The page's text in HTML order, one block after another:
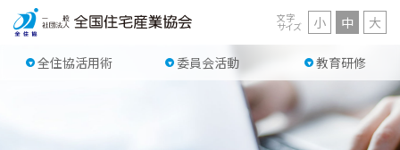
全住協活用術 委員会活動 教育研修
文字
サイズ 小 中 大